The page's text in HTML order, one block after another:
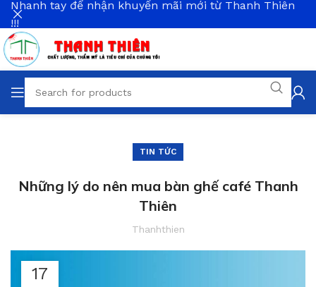
TIN TỨC
Những lý do nên mua bàn ghế café Thanh
Thiên
Thanhthien
17
Nhanh tay để nhận khuyến mãi mới từ Thanh Thiên
!!!